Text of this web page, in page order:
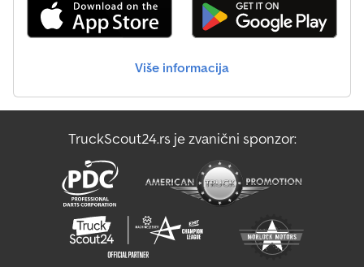
Više informacija
TruckScout24.rs je zvanični sponzor: